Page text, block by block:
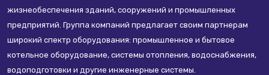
жизнеобеспечения зданий, сооружений и промышленных
предприятий. Группа компаний предлагает своим партнерам
широкий спектр оборудования: промышленное и бытовое
котельное оборудование, системы отопления, водоснабжения,
водоподготовки и другие инженерные системы.